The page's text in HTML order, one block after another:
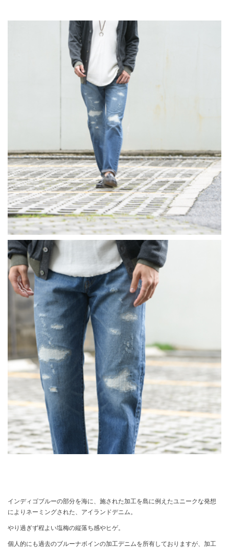
インディゴブルーの部分を海に、施された加工を島に例えたユニークな発想
によりネーミングされた、アイランドデニム。
やり過ぎず程よい塩梅の縦落ち感やヒゲ。
個人的にも過去のブルーナボインの加工デニムを所有しておりますが、加工